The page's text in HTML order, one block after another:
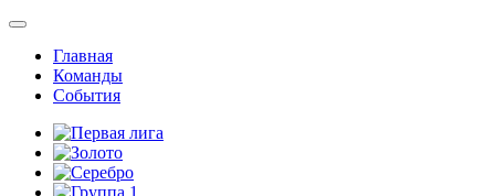
Главная
Команды
События